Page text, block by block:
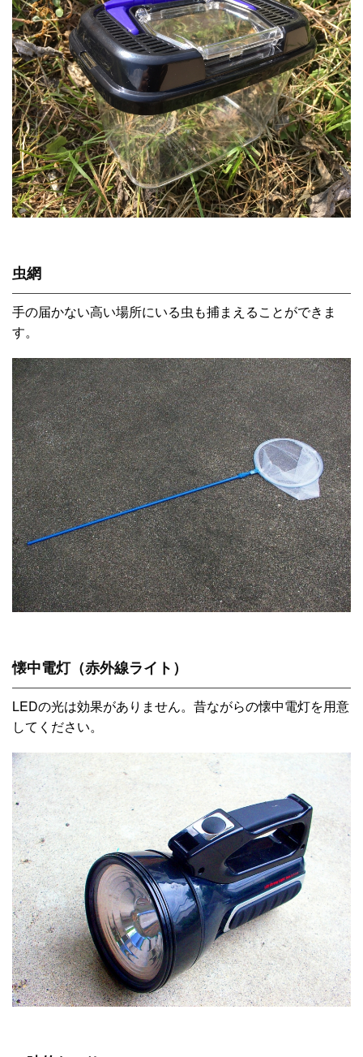
虫網
手の届かない高い場所にいる虫も捕まえることができま
す。
懐中電灯（赤外線ライト）
LEDの光は効果がありません。昔ながらの懐中電灯を用意
してください。